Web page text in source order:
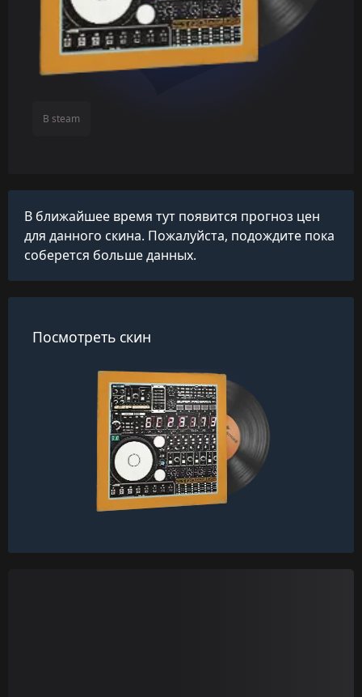
В steam
В ближайшее время тут появится прогноз цен
для данного скина. Пожалуйста, подождите пока
соберется больше данных.
Посмотреть скин